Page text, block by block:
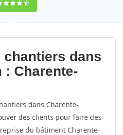
(100%)72
votes
chantiers dans
Charente-
dans Charente-
des clients pour faire des
du bâtiment Charente-